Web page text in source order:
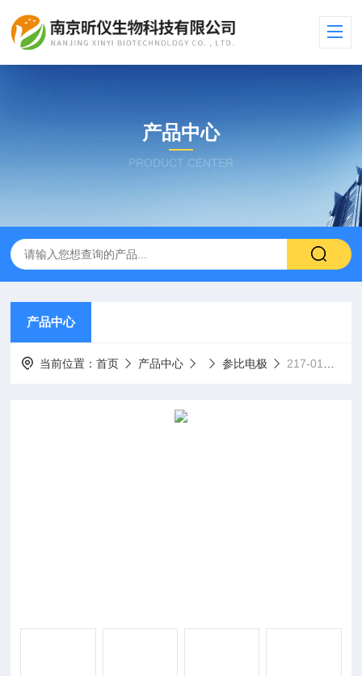
产品中心
PRODUCT CENTER
产品中心
当前位置：首页 产品中心 参比电极 217-01上海雷磁 参比电极